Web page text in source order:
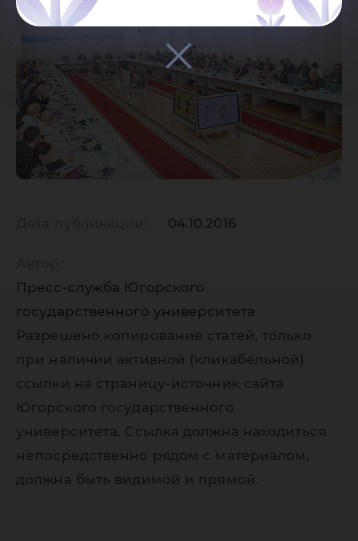
04.10.2016
Пресс-служба Югорского
государственного университета
Разрешено копирование статей, только
при наличии активной (кликабельной)
ссылки на страницу-источник сайта
Югорского государственного
университета. Ссылка должна находиться
непосредственно рядом с материалом,
должна быть видимой и прямой.